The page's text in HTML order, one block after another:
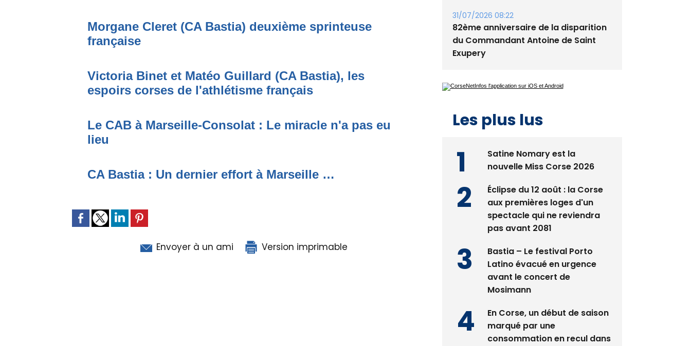
Morgane Cleret (CA Bastia) deuxième sprinteuse
française
Victoria Binet et Matéo Guillard (CA Bastia), les
espoirs corses de l'athlétisme français
Le CAB à Marseille-Consolat : Le miracle n'a pas eu
lieu
CA Bastia : Un dernier effort à Marseille …
Envoyer à un ami Version imprimable
31/07/2026 08:22
82ème anniversaire de la disparition
du Commandant Antoine de Saint
Exupery
Les plus lus
Satine Nomary est la
nouvelle Miss Corse 2026
Éclipse du 12 août : la Corse
aux premières loges d'un
spectacle qui ne reviendra
pas avant 2081
Bastia – Le festival Porto
Latino évacué en urgence
avant le concert de
Mosimann
En Corse, un début de saison
marqué par une
consommation en recul dans